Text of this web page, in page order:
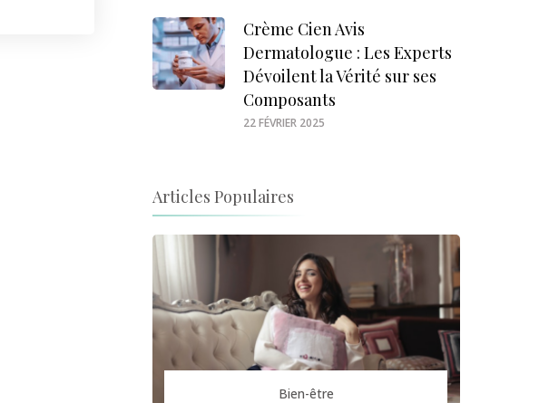
Crème Cien Avis
Dermatologue : Les Experts
Dévoilent la Vérité sur ses
Composants
22 FÉVRIER 2025
Articles Populaires
Bien-être